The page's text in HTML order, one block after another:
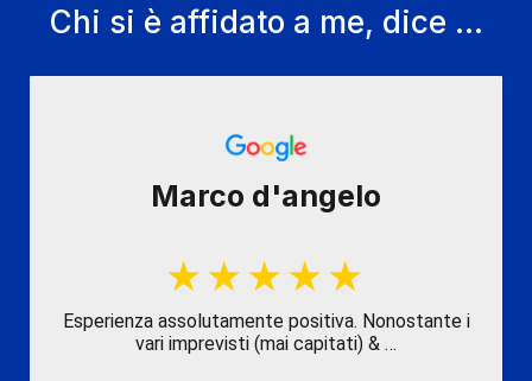
Chi si è affidato a me, dice ...
Marco d'angelo
Esperienza assolutamente positiva. Nonostante i
vari imprevisti (mai capitati) & …